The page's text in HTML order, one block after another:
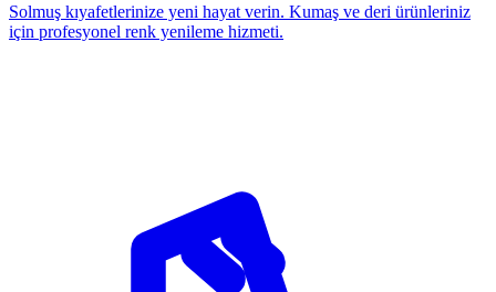
Solmuş kıyafetlerinize yeni hayat verin. Kumaş ve deri ürünleriniz
için profesyonel renk yenileme hizmeti.